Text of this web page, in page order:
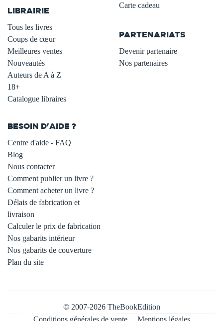
LIBRAIRIE
Tous les livres
Coups de cœur
Meilleures ventes
Nouveautés
Auteurs de A à Z
18+
Catalogue libraires
Carte cadeau
PARTENARIATS
Devenir partenaire
Nos partenaires
BESOIN D'AIDE ?
Centre d'aide - FAQ
Blog
Nous contacter
Comment publier un livre ?
Comment acheter un livre ?
Délais de fabrication et
livraison
Calculer le prix de fabrication
Nos gabarits intérieur
Nos gabarits de couverture
Plan du site
© 2007-2026 TheBookEdition
Conditions générales de vente
Mentions légales